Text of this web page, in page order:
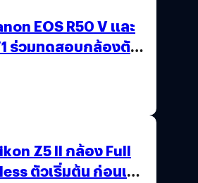
EOS R50 V และ
ร่วมทดสอบกล้องตัว
Z5 II กล้อง Full
ตัวเริ่มต้น ก่อนเปิด